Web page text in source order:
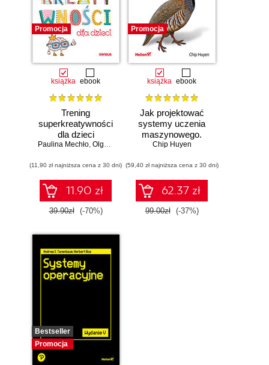
Promocja
książka ebook
Trening
superkreatywności
dla dzieci
Paulina Mechło, Olga Geppert
(11,90 zł najniższa cena z 30 dni)
11.90 zł
39.90zł (-70%)
Promocja
książka ebook
Jak projektować
systemy uczenia
maszynowego.
Iteracyjne
gotowych do pracy
Chip Huyen
(59,40 zł najniższa cena z 30 dni)
62.37 zł
99.00zł (-37%)
Bestseller
Promocja